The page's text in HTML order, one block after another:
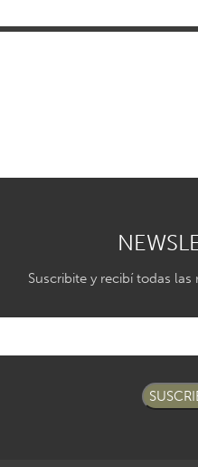
Suscribite y recibí todas